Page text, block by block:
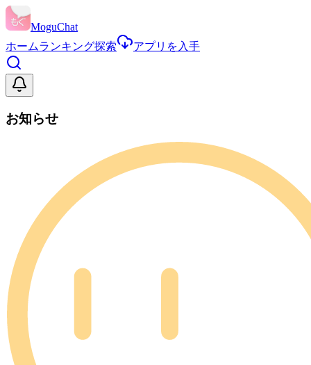
MoguChat
ホームランキング探索 アプリを入手
お知らせ